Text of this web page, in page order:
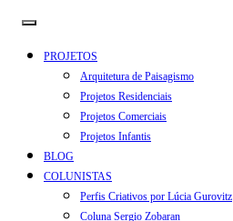
PROJETOS
Arquitetura de Paisagismo
Projetos Residenciais
Projetos Comerciais
Projetos Infantis
BLOG
COLUNISTAS
Perfis Criativos por Lúcia Gurovitz
Coluna Sergio Zobaran